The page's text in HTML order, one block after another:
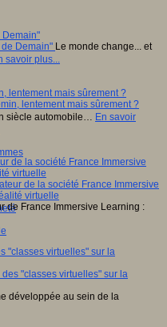
Demain"
Le monde change... et
savoir plus...
lentement mais sûrement ?
siècle automobile… En savoir
de la société France Immersive
virtuelle
de France Immersive Learning :
"classes virtuelles" sur la
développée au sein de la